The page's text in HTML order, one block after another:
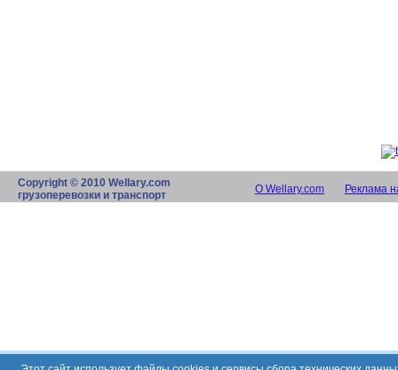
Copyright © 2010 Wellary.com
грузоперевозки и транспорт
О Wellary.com Реклама